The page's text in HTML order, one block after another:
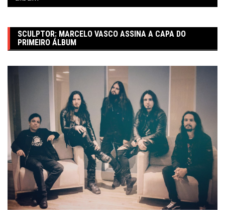
SCULPTOR: MARCELO VASCO ASSINA A CAPA DO
PRIMEIRO ÁLBUM